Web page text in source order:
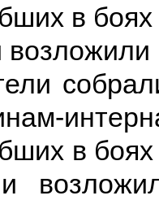
в
в
и